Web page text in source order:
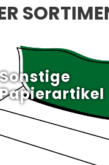
Sonstige
Papierartikel